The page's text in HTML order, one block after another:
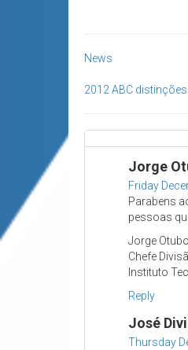
News
2012 ABC distinções
Jorge
Friday
Parabens
pessoas
Jorge Otubo
Chefe
Instituto
Reply
José
Thursday